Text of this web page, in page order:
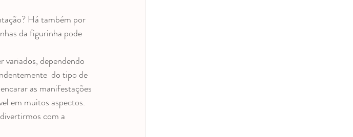
Há também por
da figurinha pode
dependendo
do tipo de
as manifestações
em muitos aspectos.
com a